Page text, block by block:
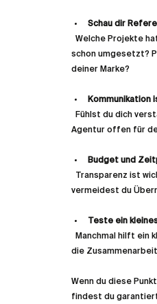
Schau dir
schon umgesetzt?
deiner Marke?
Kommunikation
Agentur offen für
Budget und
vermeidest du
Teste ein
die
Wenn du diese
findest du